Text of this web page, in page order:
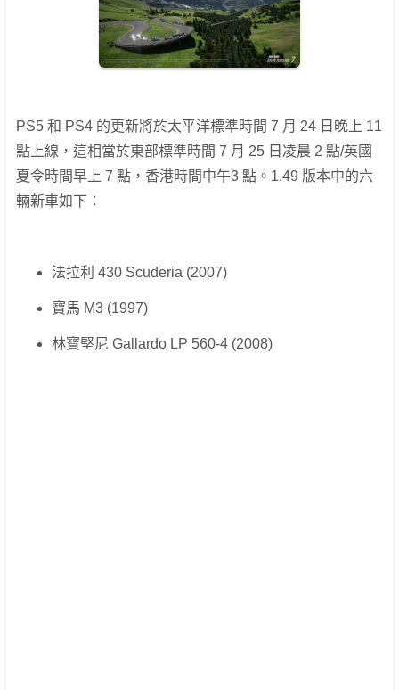
PS5 和 PS4 的更新將於太平洋標準時間 7 月 24 日晚上 11
點上線，這相當於東部標準時間 7 月 25 日凌晨 2 點/英國
夏令時間早上 7 點，香港時間中午3 點。1.49 版本中的六
輛新車如下：
法拉利 430 Scuderia (2007)
寶馬 M3 (1997)
林寶堅尼 Gallardo LP 560-4 (2008)